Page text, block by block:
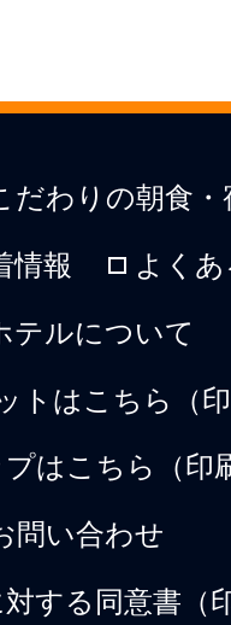
だわりの朝食
情報 よく
テルについて
トはこちら（
はこちら（印
問い合わせ
する同意書（